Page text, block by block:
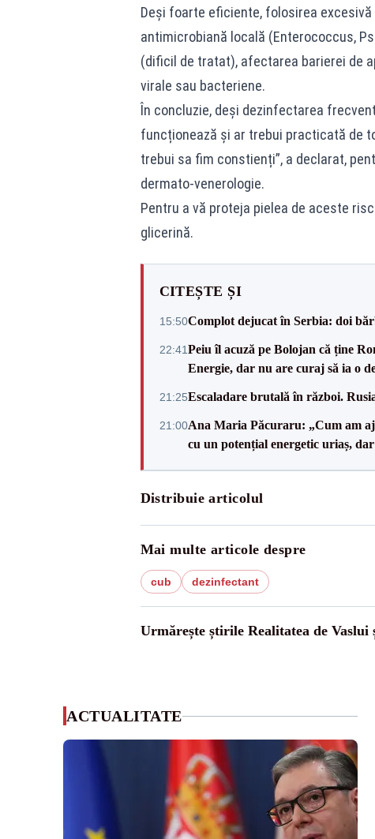
Deși foarte eficiente, folosirea
antimicrobiană locală (Enterococcus,
(dificil de tratat), afectarea barierei de
virale sau bacteriene.
În concluzie, deși dezinfectarea
funcționează și ar trebui practicată de
trebui sa fim constienți”, a declarat,
dermato-venerologie.
Pentru a vă proteja pielea de aceste
glicerină.
CITEȘTE ȘI
15:50Complot dejucat în Serbia: doi
22:41Peiu îl acuză pe Bolojan că ține
Energie, dar nu are curaj să ia o
21:25Escaladare brutală în război.
21:00Ana Maria Păcuraru: „Cum am
cu un potențial energetic uriaș,
Distribuie articolul
Mai multe articole despre
cub dezinfectant
Urmărește știrile Realitatea de Vaslui
ACTUALITATE